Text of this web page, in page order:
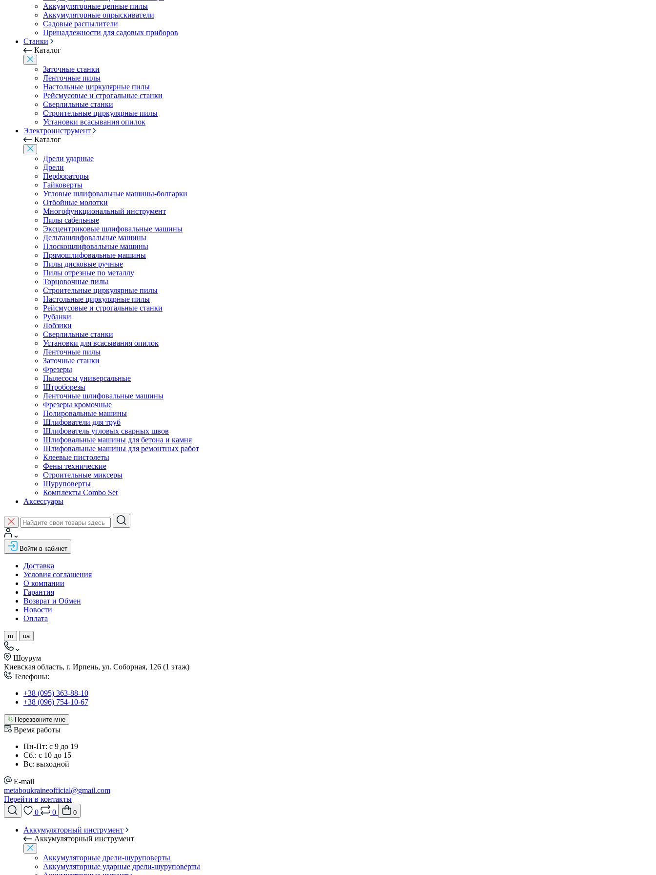
Аккумуляторные цепные пилы
Аккумуляторные опрыскиватели
Садовые распылители
Принадлежности для садовых приборов
Станки
Каталог
Заточные станки
Ленточные пилы
Настольные циркулярные пилы
Рейсмусовые и строгальные станки
Сверлильные станки
Строительные циркулярные пилы
Установки всасывания опилок
Электроинструмент
Каталог
Дрели ударные
Дрели
Перфораторы
Гайковерты
Угловые шлифовальные машины-болгарки
Отбойные молотки
Многофункциональный инструмент
Пилы сабельные
Эксцентриковые шлифовальные машины
Дельташлифовальные машины
Плоскошлифовальные машины
Прямошлифовальные машины
Пилы дисковые ручные
Пилы отрезные по металлу
Торцовочные пилы
Строительные циркулярные пилы
Настольные циркулярные пилы
Рейсмусовые и строгальные станки
Рубанки
Лобзики
Сверлильные станки
Установки для всасывания опилок
Ленточные пилы
Заточные станки
Фрезеры
Пылесосы универсальные
Штроборезы
Ленточные шлифовальные машины
Фрезеры кромочные
Полировальные машины
Шлифователи для труб
Шлифователь угловых сварных швов
Шлифовальные машины для бетона и камня
Шлифовальные машины для ремонтных работ
Клеевые пистолеты
Фены технические
Строительные миксеры
Шуруповерты
Комплекты Combo Set
Аксессуары
Войти в кабинет
Доставка
Условия соглашения
О компании
Гарантия
Возврат и Обмен
Новости
Оплата
ru ua
Шоурум
Киевская область, г. Ирпень, ул. Соборная, 126 (1 этаж)
Телефоны:
+38 (095) 363-88-10
+38 (096) 754-10-67
Перезвоните мне
Время работы
Пн-Пт: с 9 до 19
Сб.: с 10 до 15
Вс: выходной
E-mail
metaboukraineofficial@gmail.com
Перейти в контакты
0
0 0
Аккумуляторный инструмент
Аккумуляторный инструмент
Аккумуляторные дрели-шуруповерты
Аккумуляторные ударные дрели-шуруповерты